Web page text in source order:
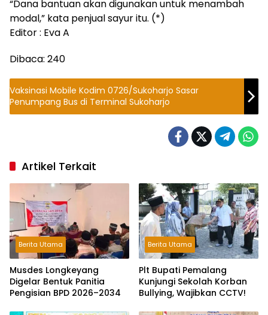
“Dana bantuan akan digunakan untuk menambah
modal,” kata penjual sayur itu. (*)
Editor : Eva A
Dibaca: 240
Vaksinasi Mobile Kodim 0726/Sukoharjo Sasar
Penumpang Bus di Terminal Sukoharjo
Artikel Terkait
Berita Utama
Musdes Longkeyang
Digelar Bentuk Panitia
Pengisian BPD 2026–2034
Berita Utama
Plt Bupati Pemalang
Kunjungi Sekolah Korban
Bullying, Wajibkan CCTV!